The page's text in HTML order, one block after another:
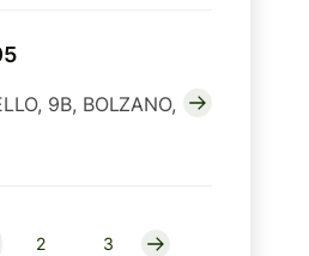
9B, BOLZANO,
2 3